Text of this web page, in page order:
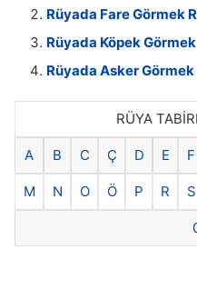
Rüyada Fare Görmek
Rüyada Köpek Görmek
Rüyada Asker Görmek
RÜYA
A B C Ç D E F
M N O Ö P R S